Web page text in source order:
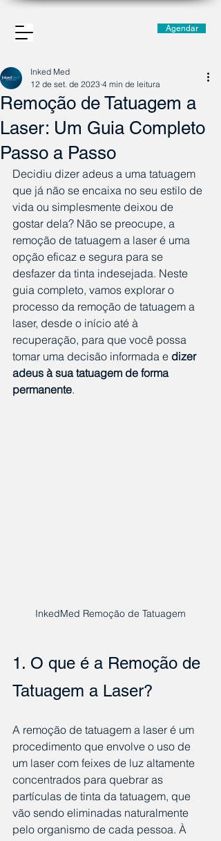
Agendar
Remoção de Tatuagem a
Laser: Um Guia Completo
Passo a Passo
Inked Med
12 de set. de 2023 4 min de leitura
Decidiu dizer adeus a uma tatuagem
que já não se encaixa no seu estilo de
vida ou simplesmente deixou de
gostar dela? Não se preocupe, a
remoção de tatuagem a laser é uma
opção eficaz e segura para se
desfazer da tinta indesejada. Neste
guia completo, vamos explorar o
processo da remoção de tatuagem a
laser, desde o início até à
recuperação, para que você possa
tomar uma decisão informada e dizer
adeus à sua tatuagem de forma
permanente.
InkedMed Remoção de Tatuagem
1. O que é a Remoção de
Tatuagem a Laser?
A remoção de tatuagem a laser é um
procedimento que envolve o uso de
um laser com feixes de luz altamente
concentrados para quebrar as
partículas de tinta da tatuagem, que
vão sendo eliminadas naturalmente
pelo organismo de cada pessoa. À